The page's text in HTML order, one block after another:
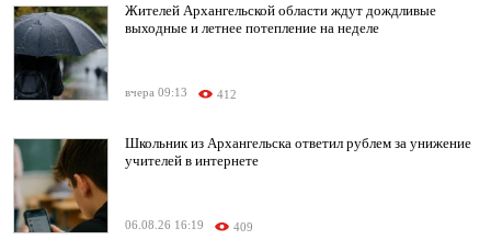
Жителей Архангельской области ждут дождливые
выходные и летнее потепление на неделе
вчера 09:13 412
Школьник из Архангельска ответил рублем за унижение
учителей в интернете
06.08.26 16:19 409